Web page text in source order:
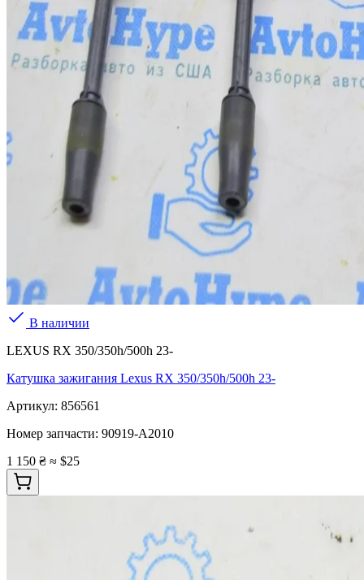
В наличии
LEXUS RX 350/350h/500h 23-
Катушка зажигания Lexus RX 350/350h/500h 23-
Артикул: 856561
Номер запчасти: 90919-A2010
1 150 ₴ ≈ $25